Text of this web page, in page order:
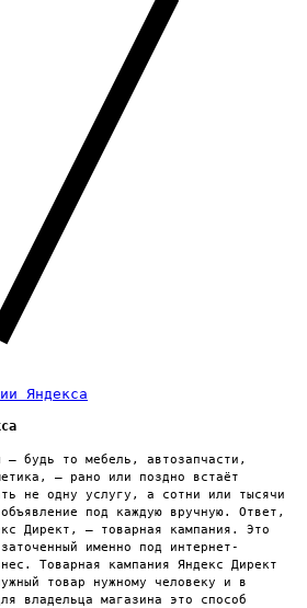
Яндекса
— будь то мебель, автозапчасти,
— рано или поздно встаёт
не одну услугу, а сотни или тысячи
под каждую вручную. Ответ,
Директ, — товарная кампания. Это
именно под интернет-
Товарная кампания Яндекс Директ
товар нужному человеку и в
владельца магазина это способ